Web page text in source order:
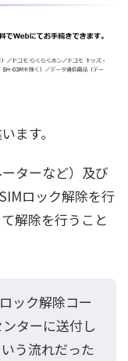
ます。
ターなど）及び
ロック解除を行
解除を行うこと
ック解除コー
ターに送付し
う流れだった